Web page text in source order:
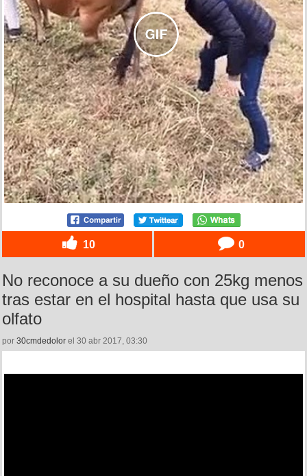
10 0
No reconoce a su dueño con 25kg menos
tras estar en el hospital hasta que usa su
olfato
por 30cmdedolor el 30 abr 2017, 03:30